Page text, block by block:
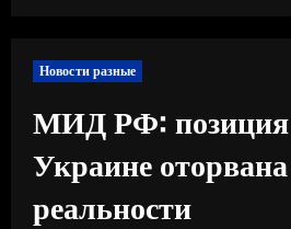
Новости разные
МИД РФ:
Украине
реальности